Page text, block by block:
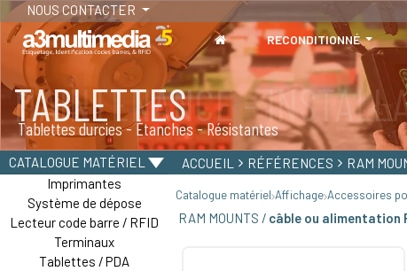
NOUS CONTACTER
RECONDITIONNÉ
TABLETTES
Tablettes durcies - Étanches - Résistantes
CATALOGUE MATÉRIEL
Imprimantes
Système de dépose
Lecteur code barre / RFID
Terminaux
Tablettes / PDA
ACCUEIL RÉFÉRENCES RAM
Catalogue matériel Affichage Accessoires
RAM MOUNTS / câble ou alimentation